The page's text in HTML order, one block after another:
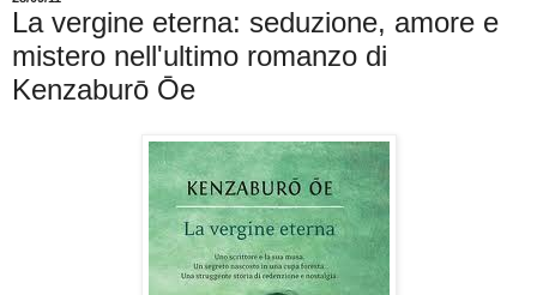
La vergine eterna: seduzione, amore e
mistero nell'ultimo romanzo di
Kenzaburō Ōe